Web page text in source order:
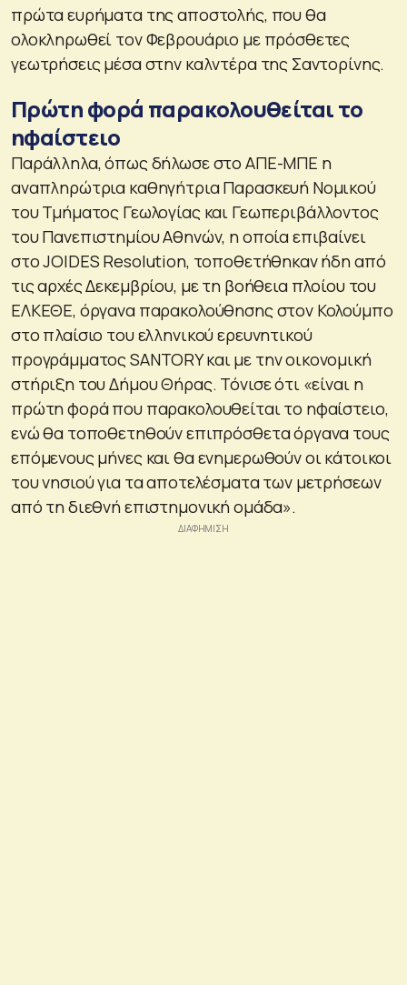
πρώτα ευρήματα της αποστολής, που θα
ολοκληρωθεί τον Φεβρουάριο με πρόσθετες
γεωτρήσεις μέσα στην καλντέρα της Σαντορίνης.
Πρώτη φορά παρακολουθείται το
ηφαίστειο
Παράλληλα, όπως δήλωσε στο ΑΠΕ-ΜΠΕ η
αναπληρώτρια καθηγήτρια Παρασκευή Νομικού
του Τμήματος Γεωλογίας και Γεωπεριβάλλοντος
του Πανεπιστημίου Αθηνών, η οποία επιβαίνει
στο JOIDES Resolution, τοποθετήθηκαν ήδη από
τις αρχές Δεκεμβρίου, με τη βοήθεια πλοίου του
ΕΛΚΕΘΕ, όργανα παρακολούθησης στον Κολούμπο
στο πλαίσιο του ελληνικού ερευνητικού
προγράμματος SANTORY και με την οικονομική
στήριξη του Δήμου Θήρας. Τόνισε ότι «είναι η
πρώτη φορά που παρακολουθείται το ηφαίστειο,
ενώ θα τοποθετηθούν επιπρόσθετα όργανα τους
επόμενους μήνες και θα ενημερωθούν οι κάτοικοι
του νησιού για τα αποτελέσματα των μετρήσεων
από τη διεθνή επιστημονική ομάδα».